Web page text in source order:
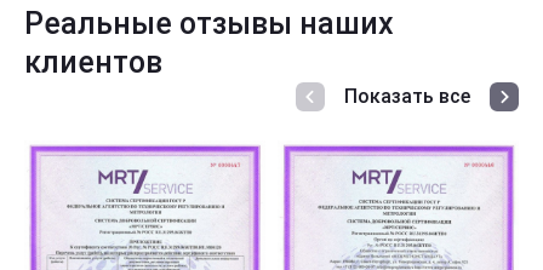
Реальные отзывы наших
клиентов
Показать все